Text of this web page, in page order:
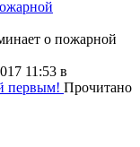
о пожарной
11:53 в
первым! Прочитано